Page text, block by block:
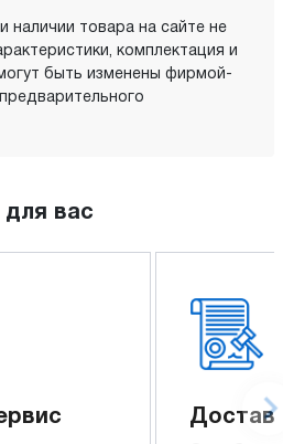
наличии товара на сайте не
комплектация и
быть изменены фирмой-
для вас